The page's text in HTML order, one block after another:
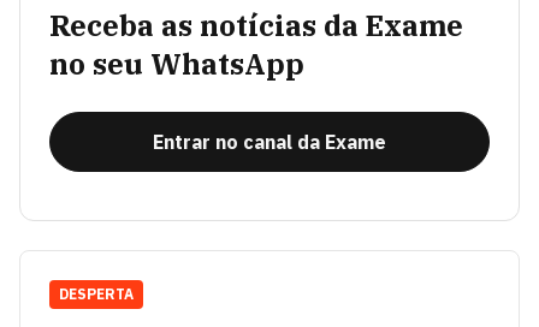
Receba as notícias da Exame
no seu WhatsApp
Entrar no canal da Exame
DESPERTA